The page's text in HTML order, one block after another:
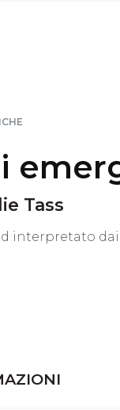
Tass
interpretato